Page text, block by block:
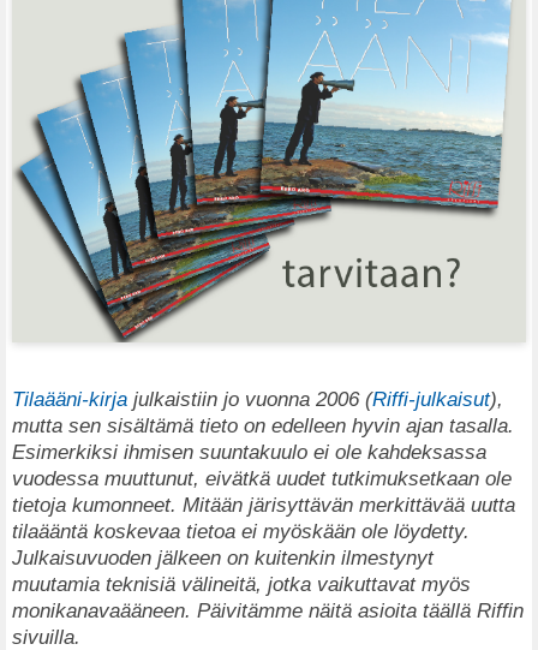
Tilaääni-kirja julkaistiin jo vuonna 2006 (Riffi-julkaisut),
mutta sen sisältämä tieto on edelleen hyvin ajan tasalla.
Esimerkiksi ihmisen suuntakuulo ei ole kahdeksassa
vuodessa muuttunut, eivätkä uudet tutkimuksetkaan ole
tietoja kumonneet. Mitään järisyttävän merkittävää uutta
tilaääntä koskevaa tietoa ei myöskään ole löydetty.
Julkaisuvuoden jälkeen on kuitenkin ilmestynyt
muutamia teknisiä välineitä, jotka vaikuttavat myös
monikanavaääneen. Päivitämme näitä asioita täällä Riffin
sivuilla.